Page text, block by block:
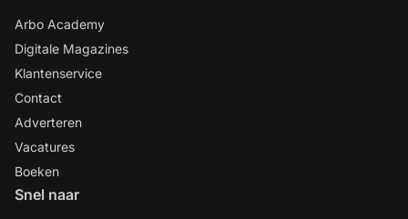
Arbo Academy
Digitale Magazines
Klantenservice
Contact
Adverteren
Vacatures
Boeken
Snel naar